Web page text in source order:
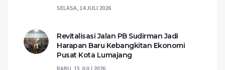
SELASA, 14 JULI 2026
Revitalisasi Jalan PB Sudirman Jadi
Harapan Baru Kebangkitan Ekonomi
Pusat Kota Lumajang
RABU, 15 JULI 2026